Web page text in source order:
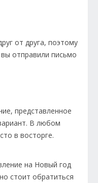
от друга, поэтому
отправили письмо
представленное
В любом
в восторге.
на Новый год
стоит обратиться